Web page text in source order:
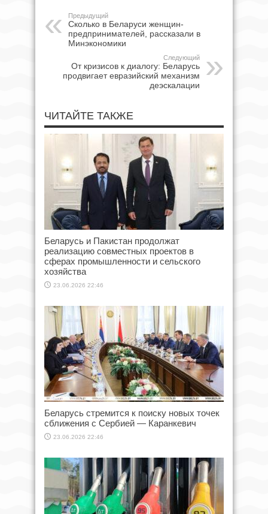
Предыдущий
Сколько в Беларуси женщин-
предпринимателей, рассказали в
Минэкономики
Следующий
От кризисов к диалогу: Беларусь
продвигает евразийский механизм
деэскалации
ЧИТАЙТЕ ТАКЖЕ
Беларусь и Пакистан продолжат
реализацию совместных проектов в
сферах промышленности и сельского
хозяйства
23.06.2026 22:46
Беларусь стремится к поиску новых точек
сближения с Сербией — Каранкевич
23.06.2026 22:46